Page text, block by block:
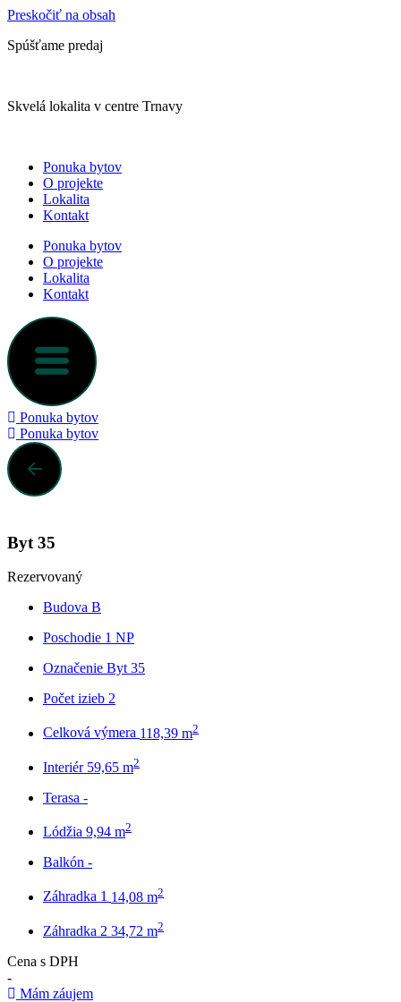
Preskočiť na obsah
Spúšťame predaj
Skvelá lokalita v centre Trnavy
Ponuka bytov
O projekte
Lokalita
Kontakt
Ponuka bytov
O projekte
Lokalita
Kontakt
Ponuka bytov
Ponuka bytov
Byt 35
Rezervovaný
Budova B
Poschodie 1 NP
Označenie Byt 35
Počet izieb 2
Celková výmera 118,39 m2
Interiér 59,65 m2
Terasa -
Lódžia 9,94 m2
Balkón -
Záhradka 1 14,08 m2
Záhradka 2 34,72 m2
Cena s DPH
-
Mám záujem